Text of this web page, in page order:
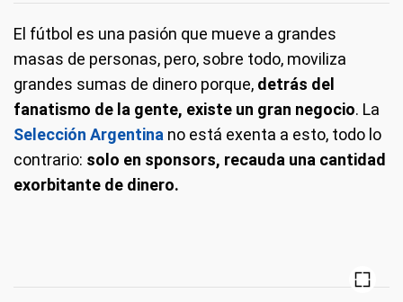
El fútbol es una pasión que mueve a grandes
masas de personas, pero, sobre todo, moviliza
grandes sumas de dinero porque, detrás del
fanatismo de la gente, existe un gran negocio. La
Selección Argentina no está exenta a esto, todo lo
contrario: solo en sponsors, recauda una cantidad
exorbitante de dinero.